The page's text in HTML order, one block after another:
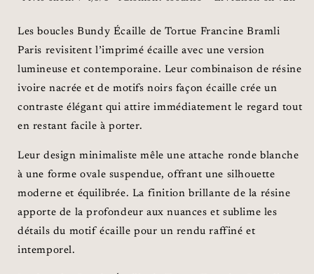
Les boucles Bundy Écaille de Tortue Francine Bramli
Paris revisitent l’imprimé écaille avec une version
lumineuse et contemporaine. Leur combinaison de résine
ivoire nacrée et de motifs noirs façon écaille crée un
contraste élégant qui attire immédiatement le regard tout
en restant facile à porter.
Leur design minimaliste mêle une attache ronde blanche
à une forme ovale suspendue, offrant une silhouette
moderne et équilibrée. La finition brillante de la résine
apporte de la profondeur aux nuances et sublime les
détails du motif écaille pour un rendu raffiné et
intemporel.